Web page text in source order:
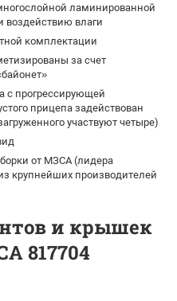
ламинированной
воздействию влаги
комплектации
за счет
с прогрессирующей
прицепа задействован
участвуют четыре)
от МЗСА (лидера
крупнейших производителей
и крышек
817704